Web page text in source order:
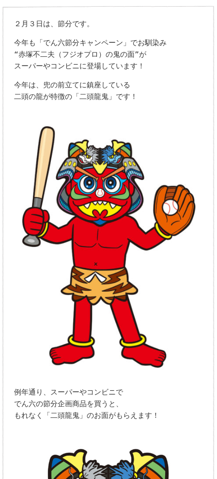
２月３日は、節分です。
今年も「でん六節分キャンペーン」でお馴染み
“赤塚不二夫（フジオプロ）の鬼の面”が
スーパーやコンビニに登場しています！
今年は、兜の前立てに鎮座している
二頭の龍が特徴の「二頭龍鬼」です！
例年通り、スーパーやコンビニで
でん六の節分企画商品を買うと、
もれなく「二頭龍鬼」のお面がもらえます！